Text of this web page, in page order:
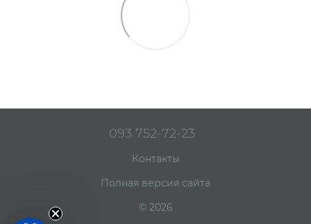
093 752-72-23
Контакты
Полная версия сайта
© 2026